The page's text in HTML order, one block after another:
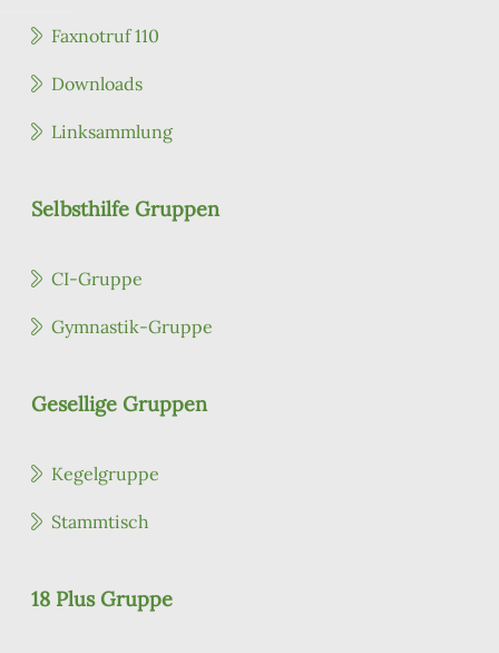
Faxnotruf 110
Downloads
Linksammlung
Selbsthilfe Gruppen
CI-Gruppe
Gymnastik-Gruppe
Gesellige Gruppen
Kegelgruppe
Stammtisch
18 Plus Gruppe